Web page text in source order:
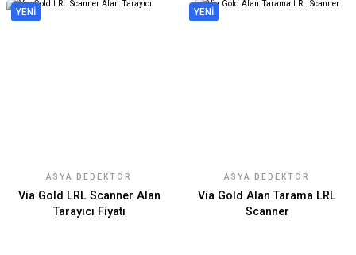
YENİ
ASYA DEDEKTÖR
Via Gold LRL Scanner Alan
Tarayıcı Fiyatı
YENİ
ASYA DEDEKTÖR
Via Gold Alan Tarama LRL
Scanner